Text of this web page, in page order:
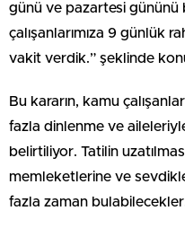
günü ve pazartesi gününü
çalışanlarımıza 9 günlük
vakit verdik.” şeklinde
Bu kararın, kamu
fazla dinlenme ve
belirtiliyor. Tatilin
memleketlerine ve
fazla zaman